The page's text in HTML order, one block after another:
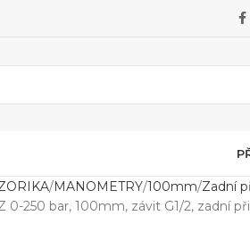
MANOMETRY 100mm Zadní
250 bar, 100mm, závit G1/2, zadní